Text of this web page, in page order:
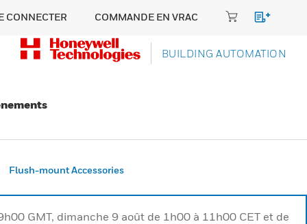
CONNECTER COMMANDE EN VRAC
BUILDING AUTOMATION
Flush-mount Accessories
GMT, dimanche 9 août de 1h00 à 11h00 CET et de